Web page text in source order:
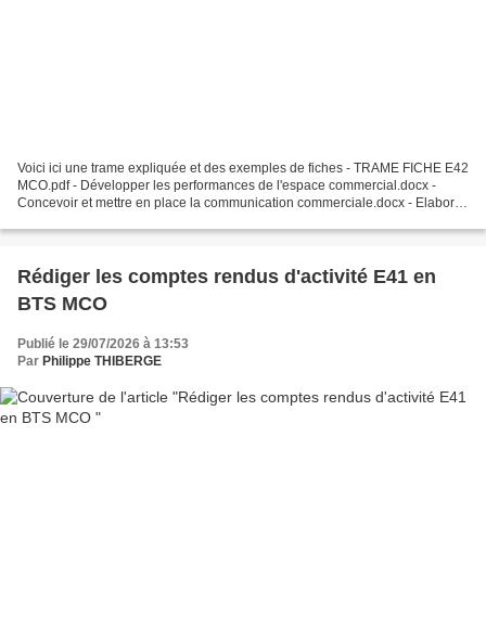
Voici ici une trame expliquée et des exemples de fiches - TRAME FICHE E42
MCO.pdf - Développer les performances de l'espace commercial.docx -
Concevoir et mettre en place la communication commerciale.docx - Elaborer
Rédiger les comptes rendus d'activité E41 en
BTS MCO
Publié le 29/07/2026 à 13:53
Par Philippe THIBERGE